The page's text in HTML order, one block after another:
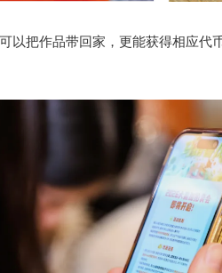
以把作品带回家，更能获得相应代